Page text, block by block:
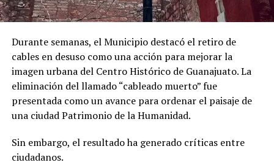
Durante semanas, el Municipio destacó el retiro de
cables en desuso como una acción para mejorar la
imagen urbana del Centro Histórico de Guanajuato. La
eliminación del llamado “cableado muerto” fue
presentada como un avance para ordenar el paisaje de
una ciudad Patrimonio de la Humanidad.
Sin embargo, el resultado ha generado críticas entre
ciudadanos.